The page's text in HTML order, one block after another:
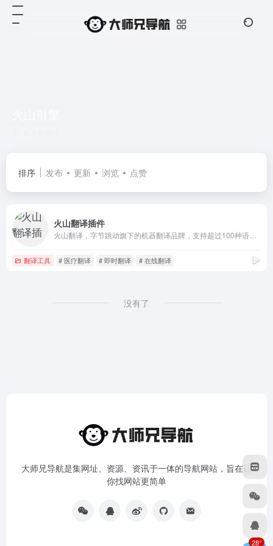
排序 发布 更新 浏览 点赞
火山翻译插件
翻译工具 # 医疗翻译 # 即时翻译 # 在线翻译
没有了
大师兄导航是集网址、资源、资讯于一体的导航网站，旨在让
你找网站更简单
28°